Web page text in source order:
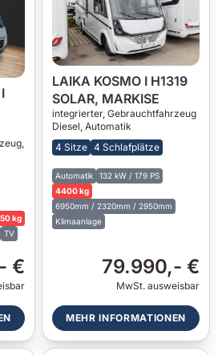
,
kg
TV
€
LAIKA KOSMO I H1319
SOLAR, MARKISE
integrierter, Gebrauchtfahrzeug
Diesel, Automatik
4 Sitze 4 Schlafplätze
Automatik
132 kW / 179 PS
4400 kg
6950mm / 2320mm / 2950mm
Klimaanlage
79.990,- €
MwSt. ausweisbar
MEHR INFORMATIONEN